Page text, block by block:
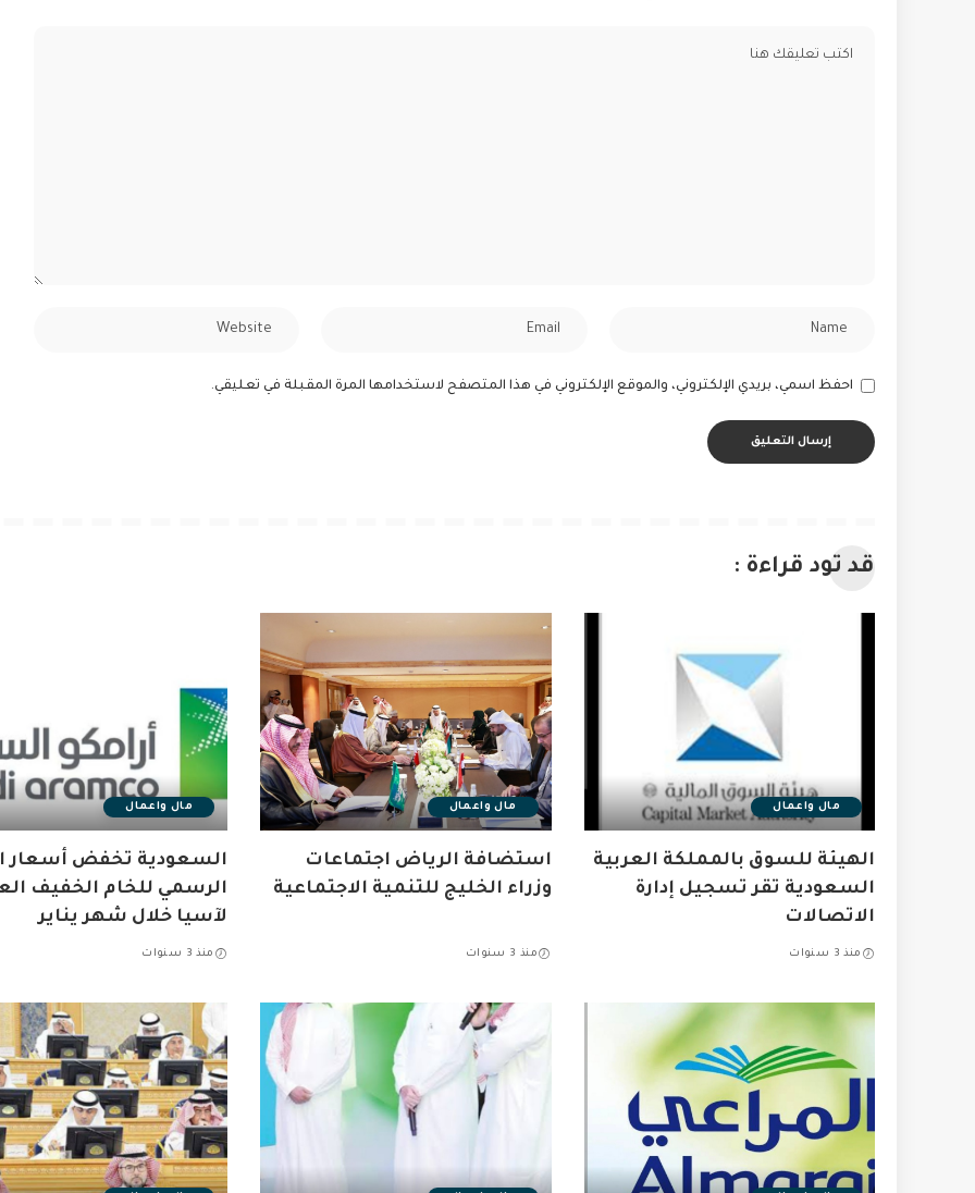
احفظ اسمي، بريدي الإلكتروني، والموقع الإلكتروني في هذا المتصفح لاستخدامها المرة المقبلة في تعليقي.
قد تود قراءة :
مال واعمال
الهيئة للسوق بالمملكة العربية
السعودية تقر تسجيل إدارة
الاتصالات
منذ 3 سنوات
مال واعمال
استضافة الرياض اجتماعات
وزراء الخليج للتنمية الاجتماعية
منذ 3 سنوات
مال واعمال
السعودية تخفض أسعار
الرسمي للخام الخفيف
لآسيا خلال شهر يناير
منذ 3 سنوات